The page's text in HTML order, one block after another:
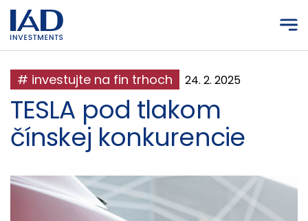
Prejsť na hlavný obsah
# investujte na fin trhoch 24. 2. 2025
TESLA pod tlakom
čínskej konkurencie